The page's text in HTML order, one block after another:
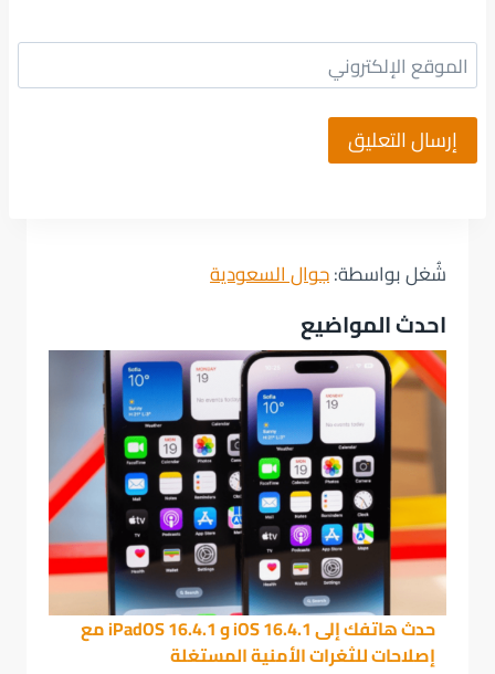
الموقع الإلكتروني
شُغل بواسطة:جوال السعودية
احدث المواضيع
حدث هاتفك إلى iOS 16.4.1 و iPadOS 16.4.1 مع
إصلاحات للثغرات الأمنية المستغلة